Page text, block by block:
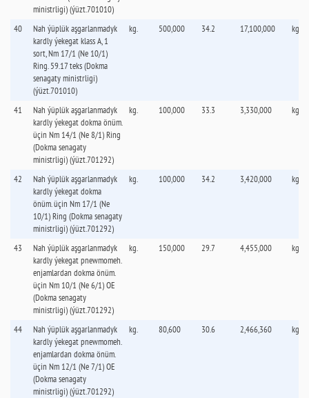
ministrligi) (ýüzt.701010)
40
Nah ýüplük aşgarlanmadyk
kardly ýekegat klass А, 1
sort, Nm 17/1 (Ne 10/1)
Ring. 59.17 teks (Dokma
senagaty ministrligi)
(ýüzt.701010)
kg. 500,000 34.2 17,100,000 kg.
41
Nah ýüplük aşgarlanmadyk
kardly ýekegat dokma önüm.
üçin Nm 14/1 (Ne 8/1) Ring
(Dokma senagaty
ministrligi) (ýüzt.701292)
kg. 100,000 33.3 3,330,000 kg.
42
Nah ýüplük aşgarlanmadyk
kardly ýekegat dokma
önüm. üçin Nm 17/1 (Ne
10/1) Ring (Dokma senagaty
ministrligi) (ýüzt.701292)
kg. 100,000 34.2 3,420,000 kg.
43
Nah ýüplük aşgarlanmadyk
kardly ýekegat pnewmomeh.
enjamlardan dokma önüm.
üçin Nm 10/1 (Ne 6/1) OE
(Dokma senagaty
ministrligi) (ýüzt.701292)
kg. 150,000 29.7 4,455,000 kg.
44
Nah ýüplük aşgarlanmadyk
kardly ýekegat pnewmomeh.
enjamlardan dokma önüm.
üçin Nm 12/1 (Ne 7/1) OE
(Dokma senagaty
ministrligi) (ýüzt.701292)
kg. 80,600 30.6 2,466,360 kg.